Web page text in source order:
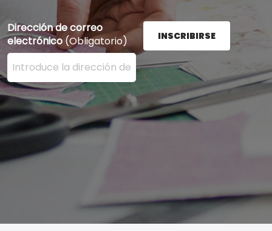
Dirección de correo
electrónico (Obligatorio)
Ingrese su dirección de correo electrónico aquí y
INSCRIBIRSE